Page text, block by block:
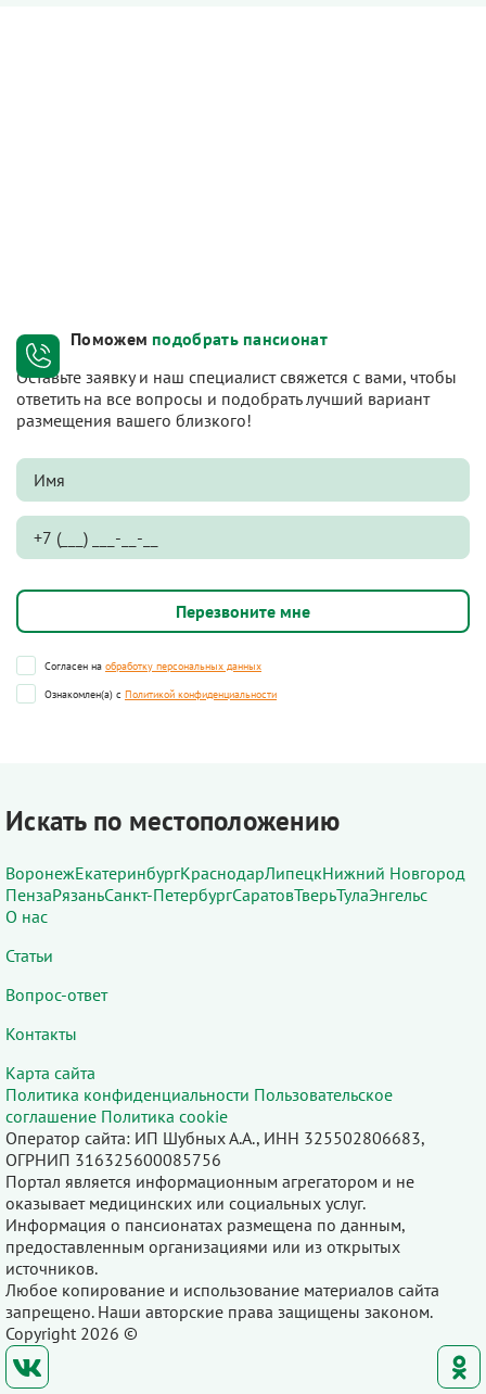
Поможем подобрать пансионат
Оставьте заявку и наш специалист свяжется с вами, чтобы
ответить на все вопросы и подобрать лучший вариант
размещения вашего близкого!
Согласен на обработку персональных данных
Ознакомлен(а) с Политикой конфиденциальности
Искать по местоположению
ВоронежЕкатеринбургКраснодарЛипецкНижний Новгород
ПензаРязаньСанкт-ПетербургСаратовТверьТулаЭнгельс
О нас
Статьи
Вопрос-ответ
Контакты
Карта сайта
Политика конфиденциальности Пользовательское
соглашение Политика cookie
Оператор сайта: ИП Шубных А.А., ИНН 325502806683,
ОГРНИП 316325600085756
Портал является информационным агрегатором и не
оказывает медицинских или социальных услуг.
Информация о пансионатах размещена по данным,
предоставленным организациями или из открытых
источников.
Любое копирование и использование материалов сайта
запрещено. Наши авторские права защищены законом.
Copyright 2026 ©